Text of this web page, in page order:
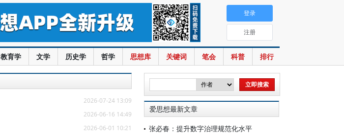
教育学 文学 历史学 哲学 思想库 关键词 笔会 科普 排行
登录
注册
2026-07-24 13:09
2026-06-16 14:49
2026-06-01 10:21
爱思想最新文章
张必春：提升数字治理规范化水平